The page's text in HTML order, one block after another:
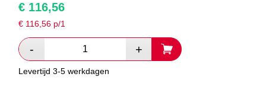
€ 116,56
€ 116,56 p/1
Levertijd 3-5 werkdagen